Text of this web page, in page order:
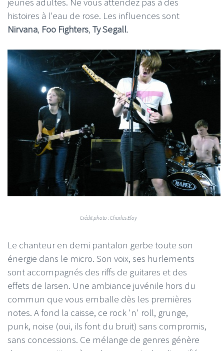
histoires à l'eau de rose. Les influences sont
Nirvana, Foo Fighters, Ty Segall.
Crédit photo : Charles Eloy
Le chanteur en demi pantalon gerbe toute son
énergie dans le micro. Son voix, ses hurlements
sont accompagnés des riffs de guitares et des
effets de larsen. Une ambiance juvénile hors du
commun que vous emballe dès les premières
notes. A fond la caisse, ce rock 'n' roll, grunge,
punk, noise (oui, ils font du bruit) sans compromis,
sans concessions. Ce mélange de genres génère